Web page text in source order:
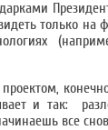
только на
и так:
все